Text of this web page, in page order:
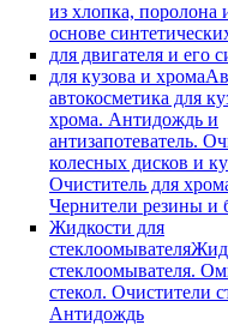
из хлопка, поролона
основе
для двигателя и его
для кузова и хрома
автокосметика для
хрома. Антидождь и
антизапотеватель.
колесных дисков и
Очиститель для
Чернители резины и
Жидкости для
стеклоомывателя
стеклоомывателя.
стекол. Очистители
Антидождь